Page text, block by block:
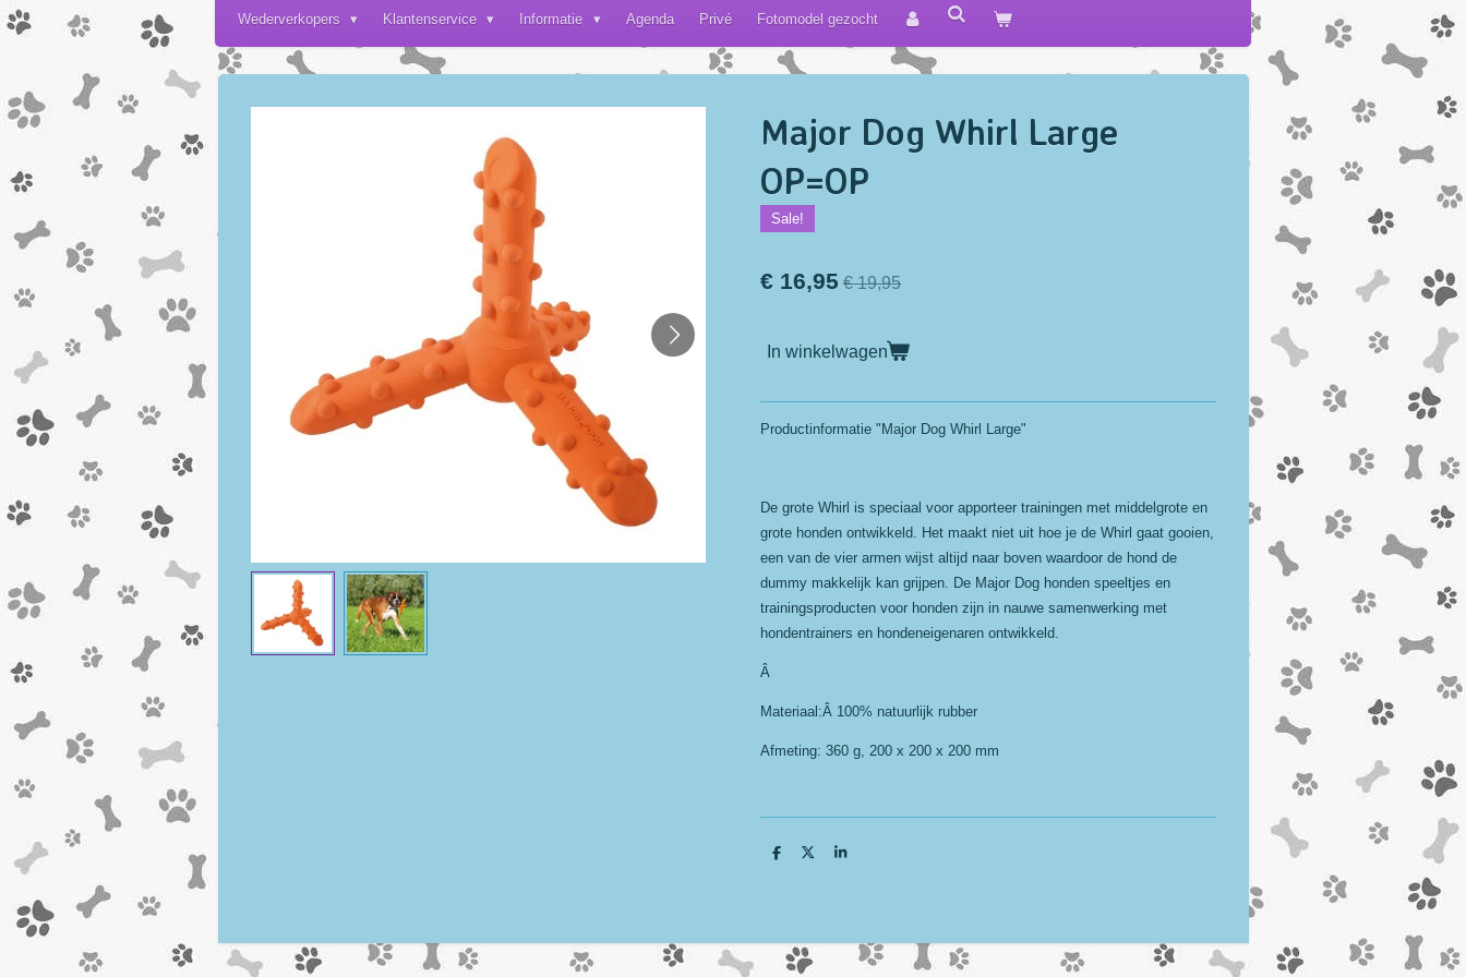
Wederverkopers Klantenservice Informatie Agenda Privé Fotomodel gezocht
Major Dog Whirl Large
OP=OP
Sale!
€ 16,95 € 19,95
In winkelwagen
Productinformatie "Major Dog Whirl Large"
De grote Whirl is speciaal voor apporteer trainingen met middelgrote en
grote honden ontwikkeld. Het maakt niet uit hoe je de Whirl gaat gooien,
een van de vier armen wijst altijd naar boven waardoor de hond de
dummy makkelijk kan grijpen. De Major Dog honden speeltjes en
trainingsproducten voor honden zijn in nauwe samenwerking met
hondentrainers en hondeneigenaren ontwikkeld.
Â
Materiaal:Â 100% natuurlijk rubber
Afmeting: 360 g, 200 x 200 x 200 mm
D
D
S